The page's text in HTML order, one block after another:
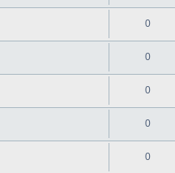
0
0
0
0
0